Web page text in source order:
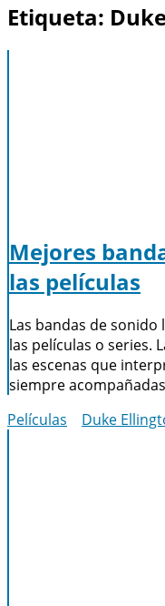
Etiqueta:
Mejores
las películas
Las bandas de
las películas o series.
las escenas que
siempre
Películas
Duke